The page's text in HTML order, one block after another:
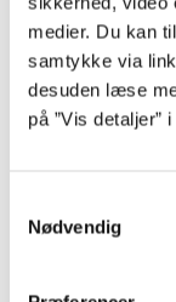
medier. Du kan
samtykke via
desuden læse
på ”Vis detaljer”
Nødvendig
24/09 2020
og unges
Ny